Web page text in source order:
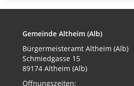
Gemeinde Altheim (Alb)
Bürgermeisteramt Altheim (Alb)
Schmiedgasse 15
89174 Altheim (Alb)
Öffnungszeiten: